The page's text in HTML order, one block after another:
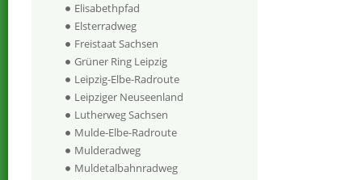
Elisabethpfad
Elsterradweg
Freistaat Sachsen
Grüner Ring Leipzig
Leipzig-Elbe-Radroute
Leipziger Neuseenland
Lutherweg Sachsen
Mulde-Elbe-Radroute
Mulderadweg
Muldetalbahnradweg